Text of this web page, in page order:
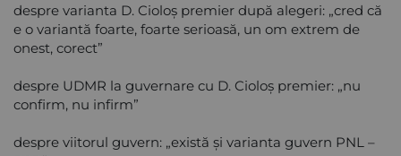
despre varianta D. Cioloş premier după alegeri: „cred că
e o variantă foarte, foarte serioasă, un om extrem de
onest, corect”
despre UDMR la guvernare cu D. Cioloş premier: „nu
confirm, nu infirm”
despre viitorul guvern: „există şi varianta guvern PNL –